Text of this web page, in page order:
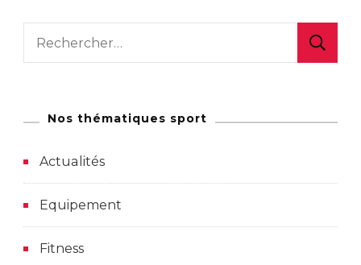
Rechercher :
Nos thématiques sport
Actualités
Equipement
Fitness